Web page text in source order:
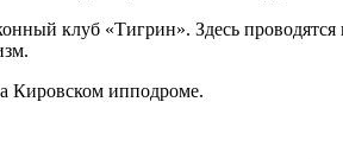
клуб «Тигрин». Здесь проводятся
Кировском ипподроме.